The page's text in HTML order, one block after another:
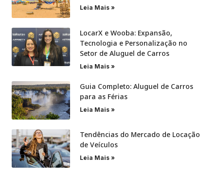
Leia Mais »
LocarX e Wooba: Expansão,
Tecnologia e Personalização no
Setor de Aluguel de Carros
Leia Mais »
Guia Completo: Aluguel de Carros
para as Férias
Leia Mais »
Tendências do Mercado de Locação
de Veículos
Leia Mais »